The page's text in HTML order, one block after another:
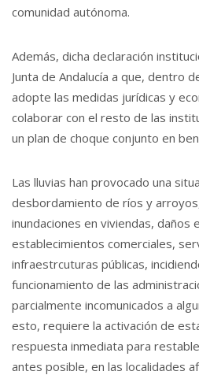
comunidad autónoma.
Además, dicha declaración
Junta de Andalucía a que, dentro
adopte las medidas jurídicas y
colaborar con el resto de las
un plan de choque conjunto en
Las lluvias han provocado una
desbordamiento de ríos y
inundaciones en viviendas, daños
establecimientos comerciales,
infraestrcuturas públicas,
funcionamiento de las
parcialmente incomunicados a
esto, requiere la activación de
respuesta inmediata para
antes posible, en las localidades